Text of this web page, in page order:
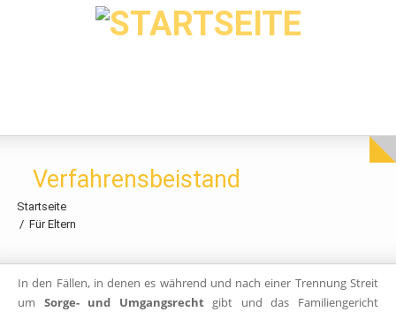
Direkt zum Inhalt
Verfahrensbeistand
Startseite
Für Eltern
In den Fällen, in denen es während und nach einer Trennung Streit
um Sorge- und Umgangsrechtgibt und das Familiengericht